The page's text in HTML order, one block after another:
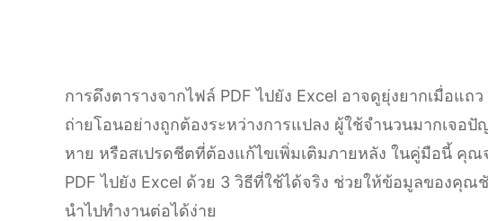
การดึงตารางจากไฟล์ PDF ไปยัง Excel อาจดูยุ่งยากเมื่อแ
ถ่ายโอนอย่างถูกต้องระหว่างการแปลง ผู้ใช้จำนวนมากเจอปั
หาย หรือสเปรดชีตที่ต้องแก้ไขเพิ่มเติมภายหลัง ในคู่มือนี้ คุณ
PDF ไปยัง Excel ด้วย 3 วิธีที่ใช้ได้จริง ช่วยให้ข้อมูลของคุณ
นำไปทำงานต่อได้ง่าย